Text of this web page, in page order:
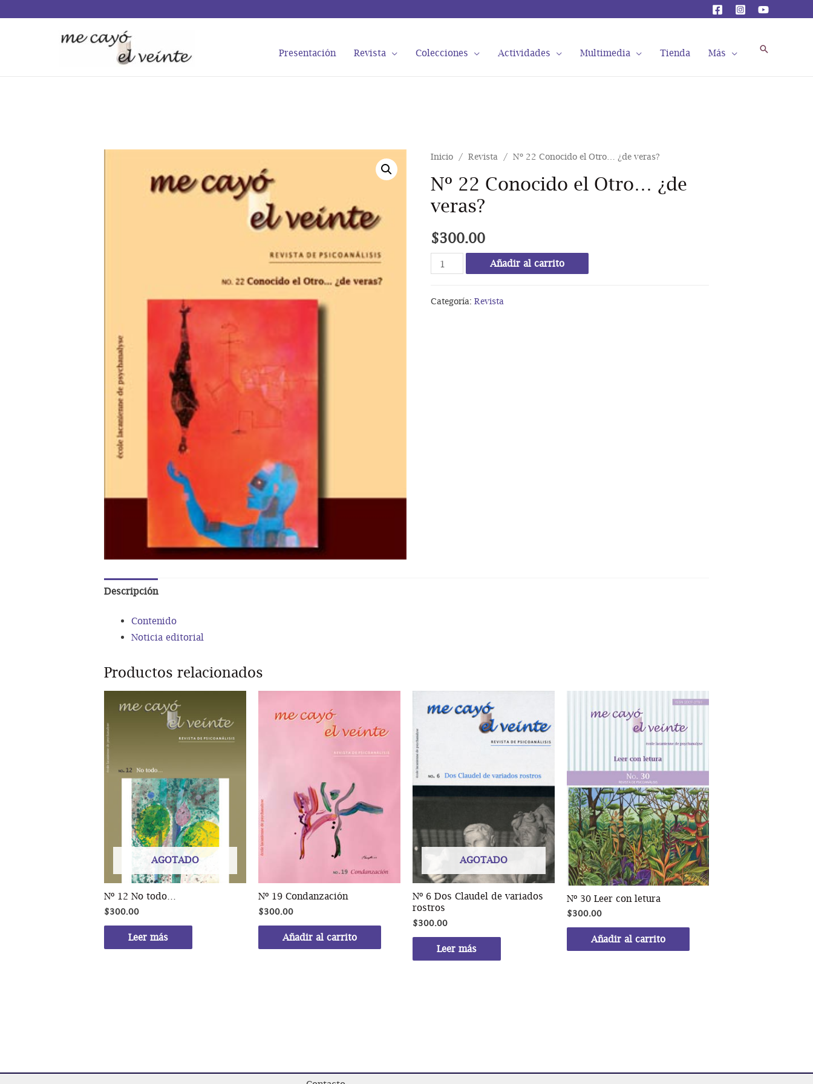
Presentación Revista Colecciones Actividades Multimedia Tienda Más Buscar
Inicio / Revista / Nº 22 Conocido el Otro… ¿de veras?
Nº 22 Conocido el Otro… ¿de
veras?
$300.00
22
Añadir al carrito
Categoría: Revista
Descripción
Contenido
Noticia editorial
Productos relacionados
AGOTADO
Nº 12 No todo…
$300.00
Leer más
Nº 19 Condanzación
$300.00
Añadir al carrito
AGOTADO
Nº 6 Dos Claudel de variados
rostros
$300.00
Leer más
Nº 30 Leer con letura
$300.00
Añadir al carrito